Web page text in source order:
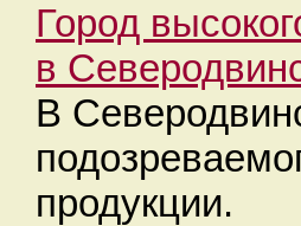
Город
в
В
продукции.